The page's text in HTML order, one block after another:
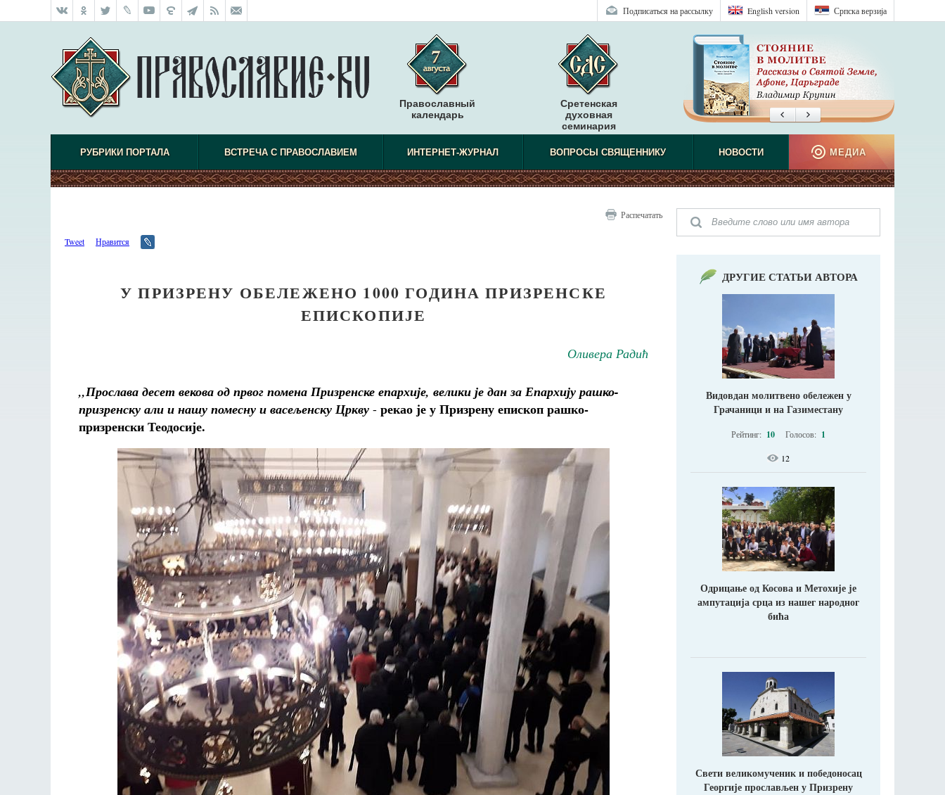
Српска верзиjа
English version
Подписаться на рассылку
Православный
календарь
Сретенская
духовная
семинария
РУБРИКИ ПОРТАЛА ВСТРЕЧА С ПРАВОСЛАВИЕМ ИНТЕРНЕТ-ЖУРНАЛ ВОПРОСЫ СВЯЩЕННИКУ НОВОСТИ МЕДИА
Распечатать
Tweet Нравится
У ПРИЗРЕНУ ОБЕЛЕЖЕНО 1000 ГОДИНА ПРИЗРЕНСКЕ
ЕПИСКОПИЈЕ
Оливера Радић
,,Прослава десет векова од првог помена Призренске епархије, велики је дан за Епархију рашко-
призренску али и нашу помесну и васељенску Цркву - рекао је у Призрену епископ рашко-
призренски Теодосије.
ДРУГИЕ СТАТЬИ АВТОРА
Видовдан молитвено обележен у
Грачаници и на Газиместану
Рейтинг: 10 Голосов: 1
12
Одрицање од Косова и Метохије jе
ампутација срца из нашег народног
бића
Свети великомученик и победоносац
Георгије прослављен у Призрену